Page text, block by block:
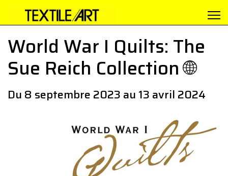
World War I Quilts: The
Sue Reich Collection 🌐
Du 8 septembre 2023 au 13 avril 2024